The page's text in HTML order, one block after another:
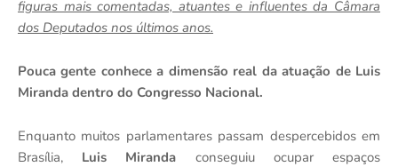
figuras mais comentadas, atuantes e influentes da Câmara
dos Deputados nos últimos anos.
Pouca gente conhece a dimensão real da atuação de Luis
Miranda dentro do Congresso Nacional.
Enquanto muitos parlamentares passam despercebidos em
Brasília, Luis Miranda conseguiu ocupar espaços